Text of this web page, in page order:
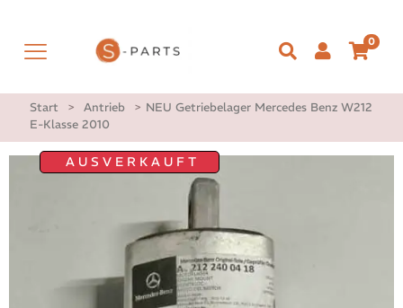
0
Start > Antrieb > NEU Getriebelager Mercedes Benz W212
E-Klasse 2010
AUSVERKAUFT